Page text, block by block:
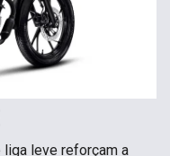
leve reforçam a